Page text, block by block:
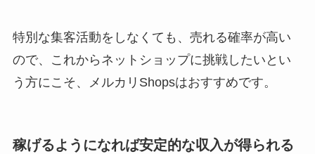
特別な集客活動をしなくても、売れる確率が高い
ので、これからネットショップに挑戦したいとい
う方にこそ、メルカリShopsはおすすめです。
稼げるようになれば安定的な収入が得られる